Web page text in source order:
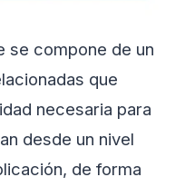
se compone de un
que
necesaria para
desde un nivel
de forma